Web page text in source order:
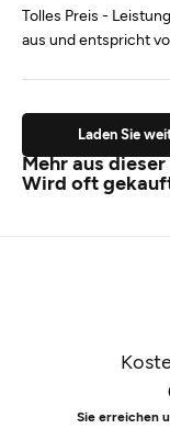
Tolles Preis -
aus und entspricht
Laden Sie
Mehr aus
Wird oft
Sie erreichen